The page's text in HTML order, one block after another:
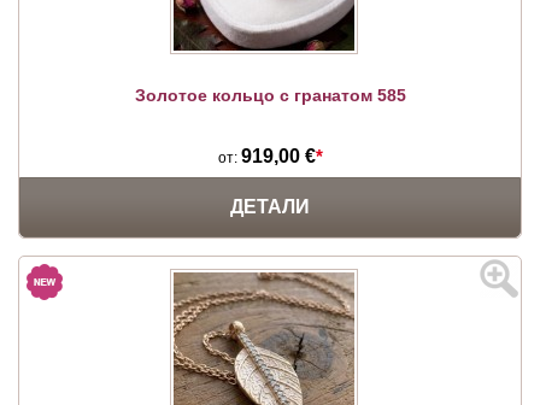
Золотое кольцо с гранатом 585
от: 919,00 €*
ДЕТАЛИ